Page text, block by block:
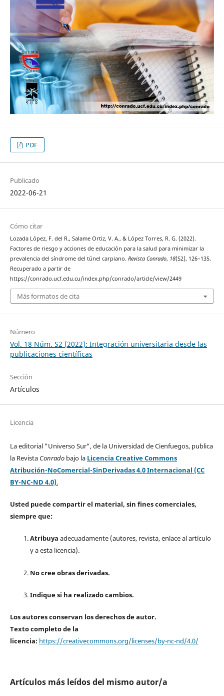
PDF
Publicado
2022-06-21
Cómo citar
Lozada López, F. del R., Salame Ortiz, V. A., & López Torres, R. G. (2022).
Factores de riesgo y acciones de educación para la salud para minimizar la
prevalencia del síndrome del túnel carpiano. Revista Conrado, 18(S2), 126–135.
Recuperado a partir de
https://conrado.ucf.edu.cu/index.php/conrado/article/view/2449
Más formatos de cita
Número
Vol. 18 Núm. S2 (2022): Integración universitaria desde las
publicaciones científicas
Sección
Artículos
Licencia
La editorial "Universo Sur", de la Universidad de Cienfuegos, publica
la Revista Conradobajo la Licencia Creative Commons
Atribución-NoComercial-SinDerivadas 4.0 Internacional (CC
BY-NC-ND 4.0).
Usted puede compartir el material, sin fines comerciales,
siempre que:
Atribuya adecuadamente (autores, revista, enlace al artículo
y a esta licencia).
No cree obras derivadas.
Indique si ha realizado cambios.
Los autores conservan los derechos de autor.
Texto completo de la
licencia: https://creativecommons.org/licenses/by-nc-nd/4.0/
Artículos más leídos del mismo autor/a